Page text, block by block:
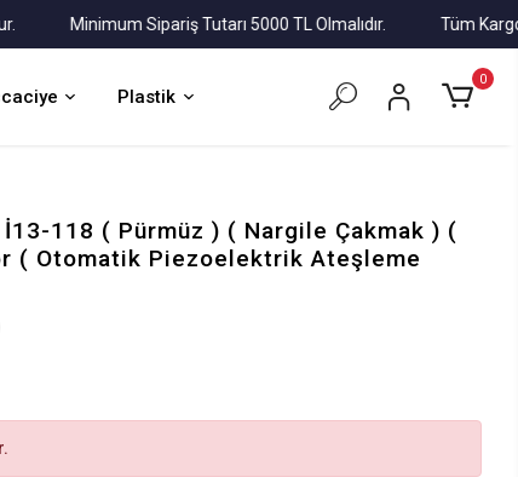
Minimum Sipariş Tutarı 5000 TL Olmalıdır. Tüm Kargolar
Plastik
0
118 ( Pürmüz ) ( Nargile Çakmak ) (
( Otomatik Piezoelektrik Ateşleme